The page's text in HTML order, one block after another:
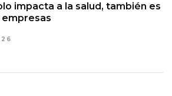
impacta a la salud, también es
empresas